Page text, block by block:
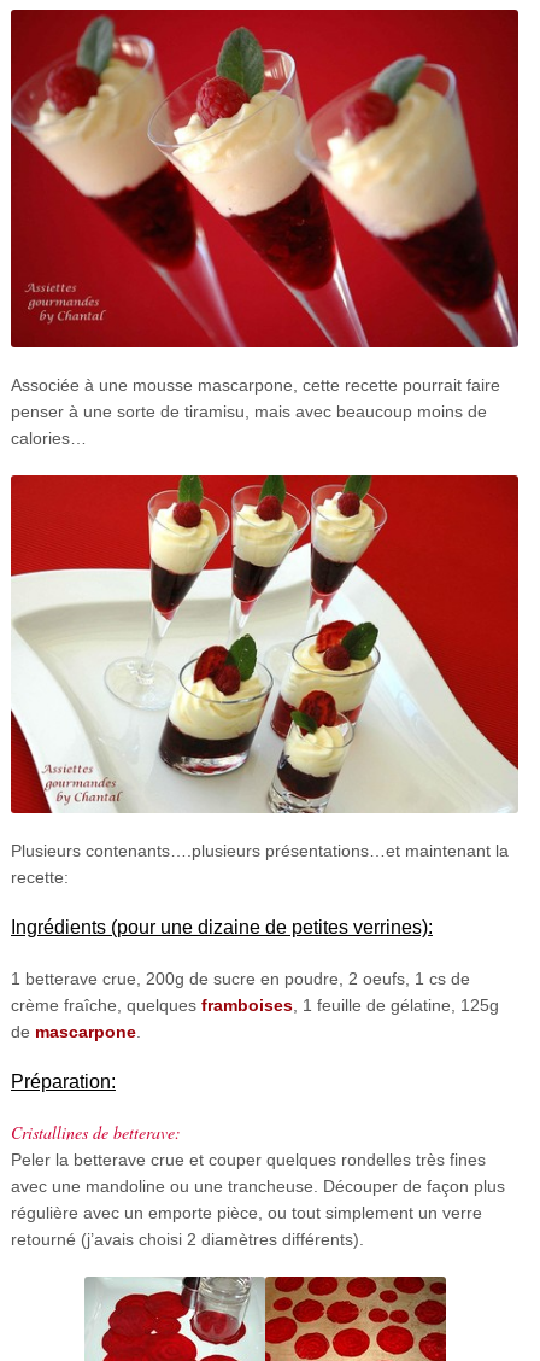
Associée à une mousse mascarpone, cette recette pourrait faire
penser à une sorte de tiramisu, mais avec beaucoup moins de
calories…
Plusieurs contenants….plusieurs présentations…et maintenant la
recette:
Ingrédients (pour une dizaine de petites verrines):
1 betterave crue, 200g de sucre en poudre, 2 oeufs, 1 cs de
crème fraîche, quelques framboises, 1 feuille de gélatine, 125g
de mascarpone.
Préparation:
Cristallines de betterave:
Peler la betterave crue et couper quelques rondelles très fines
avec une mandoline ou une trancheuse. Découper de façon plus
régulière avec un emporte pièce, ou tout simplement un verre
retourné (j’avais choisi 2 diamètres différents).